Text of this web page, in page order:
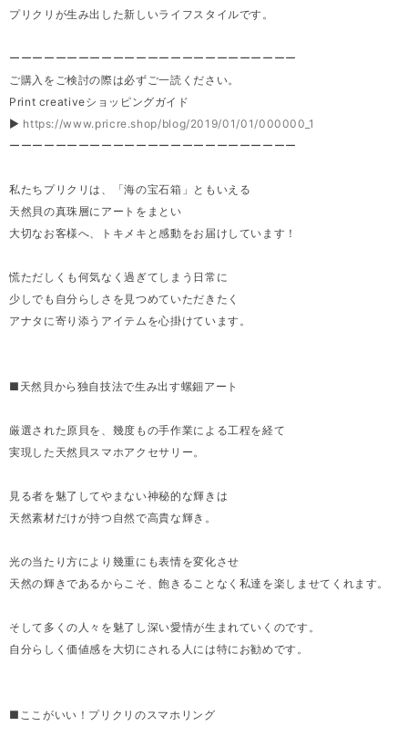
プリクリが生み出した新しいライフスタイルです。
ーーーーーーーーーーーーーーーーーーーーーーーーー
ご購入をご検討の際は必ずご一読ください。
Print creativeショッピングガイド
▶ https://www.pricre.shop/blog/2019/01/01/000000_1
ーーーーーーーーーーーーーーーーーーーーーーーーー
私たちプリクリは、「海の宝石箱」ともいえる
天然貝の真珠層にアートをまとい
大切なお客様へ、トキメキと感動をお届けしています！
慌ただしくも何気なく過ぎてしまう日常に
少しでも自分らしさを見つめていただきたく
アナタに寄り添うアイテムを心掛けています。
■天然貝から独自技法で生み出す螺鈿アート
厳選された原貝を、幾度もの手作業による工程を経て
実現した天然貝スマホアクセサリー。
見る者を魅了してやまない神秘的な輝きは
天然素材だけが持つ自然で高貴な輝き。
光の当たり方により幾重にも表情を変化させ
天然の輝きであるからこそ、飽きることなく私達を楽しませてくれます。
そして多くの人々を魅了し深い愛情が生まれていくのです。
自分らしく価値感を大切にされる人には特にお勧めです。
■ここがいい！プリクリのスマホリング